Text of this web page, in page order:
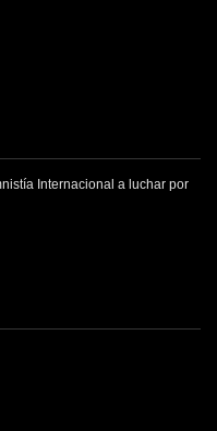
Internacional a luchar por